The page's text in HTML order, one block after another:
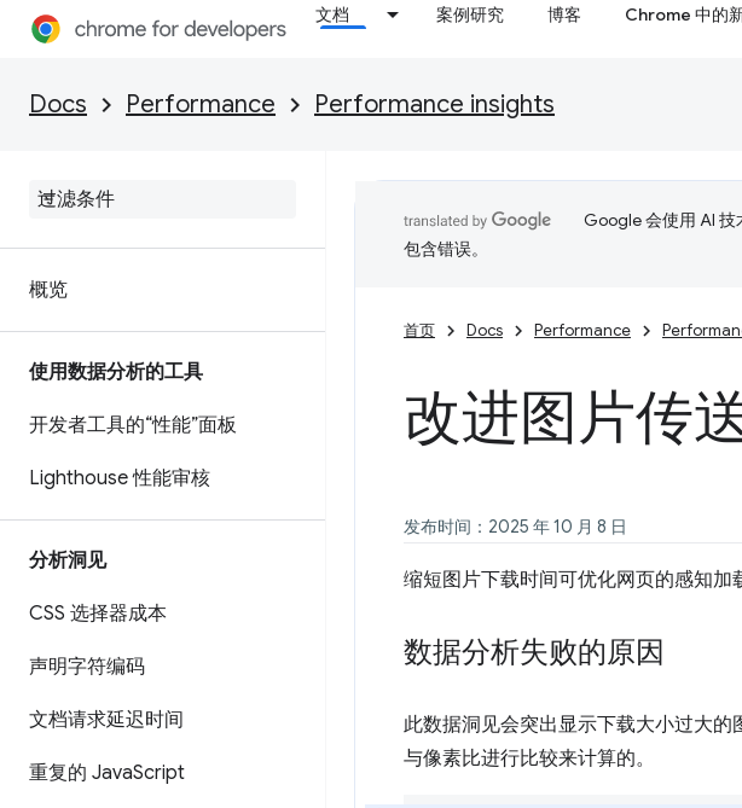
文档 案例研究 博客 Chrome 中的
Docs Performance Performance insights
概览
使用数据分析的工具
开发者工具的“性能”面板
Lighthouse 性能审核
分析洞见
CSS 选择器成本
声明字符编码
文档请求延迟时间
重复的 JavaScript
Google 会使用 AI
包含错误。
首页 Docs Performance
改进图片传
发布时间：2025 年 10 月 8 日
缩短图片下载时间可优化网页的感知加
数据分析失败的原因
此数据洞见会突出显示下载大小过大
与像素比进行比较来计算的。